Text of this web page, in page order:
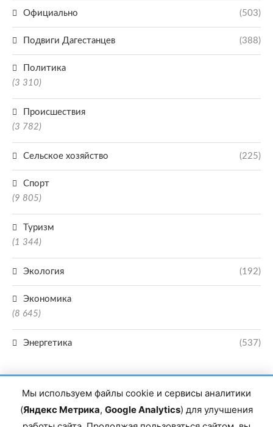
Официально (503)
Подвиги Дагестанцев (388)
Политика
(3 310)
Происшествия
(3 782)
Сельское хозяйство (225)
Спорт
(9 805)
Туризм
(1 344)
Экология (192)
Экономика
(8 645)
Энергетика (537)
Мы используем файлы cookie и сервисы аналитики
(Яндекс Метрика, Google Analytics) для улучшения